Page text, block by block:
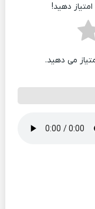
دهید!
می دهید.